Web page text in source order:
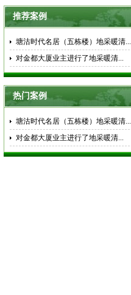
推荐案例
塘沽时代名居（五栋楼）地采暖清...
对金都大厦业主进行了地采暖清...
热门案例
塘沽时代名居（五栋楼）地采暖清...
对金都大厦业主进行了地采暖清...